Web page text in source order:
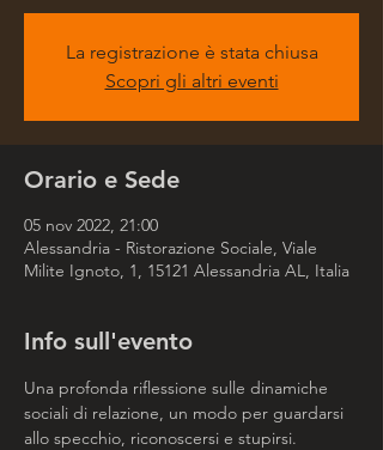
La registrazione è stata chiusa
Scopri gli altri eventi
Orario e Sede
05 nov 2022, 21:00
Alessandria - Ristorazione Sociale, Viale
Milite Ignoto, 1, 15121 Alessandria AL, Italia
Info sull'evento
Una profonda riflessione sulle dinamiche
sociali di relazione, un modo per guardarsi
allo specchio, riconoscersi e stupirsi.